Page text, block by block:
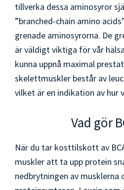
tillverka dessa aminosyror
”branched-chain amino
grenade aminosyrorna. De
är väldigt viktiga för vår
kunna uppnå maximal
skelettmuskler består av
vilket är en indikation av hur
Vad gör
När du tar kosttilskott av
muskler att ta upp protein
nedbrytningen av musklerna